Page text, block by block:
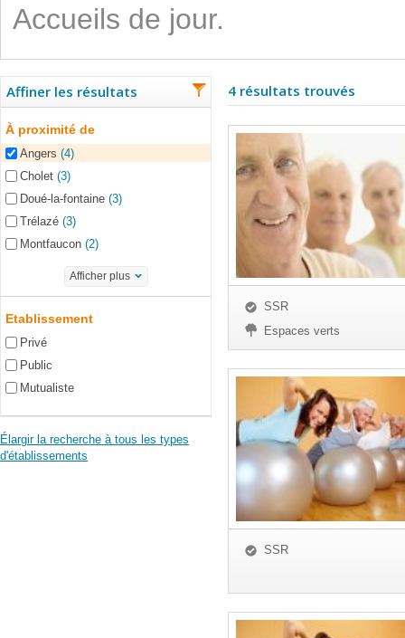
Accueils de jour.
Affiner les résultats
À proximité de
Angers (4)
Cholet (3)
Doué-la-fontaine (3)
Trélazé (3)
Montfaucon (2)
Afficher plus
Etablissement
Privé
Public
Mutualiste
Élargir la recherche à tous les types
d'établissements
4 résultats trouvés
SSR
Espaces verts
SSR